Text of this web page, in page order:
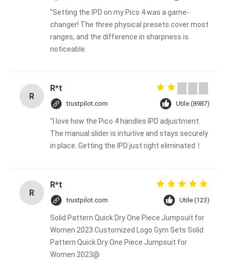
"Setting the IPD on my Pico 4 was a game-
changer! The three physical presets cover most
ranges, and the difference in sharpness is
noticeable.
R
R*t
trustpilot.com Utile (8987)
"I love how the Pico 4 handles IPD adjustment.
The manual slider is intuitive and stays securely
in place. Getting the IPD just right eliminated！
R
R*t
trustpilot.com Utile (123)
Solid Pattern Quick Dry One Piece Jumpsuit for
Women 2023 Customized Logo Gym Sets Solid
Pattern Quick Dry One Piece Jumpsuit for
Women 2023@